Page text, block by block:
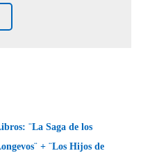
¨La Saga de los
+ ¨Los Hijos de